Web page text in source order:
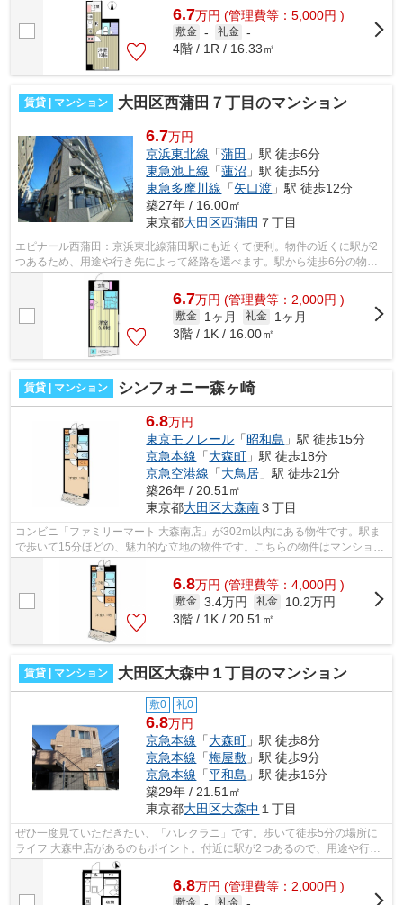
6.7万円 (管理費等：5,000円 )
敷金 - 礼金 -
4階 / 1R / 16.33㎡
賃貸 | マンション 大田区西蒲田７丁目のマンション
6.7万円
京浜東北線 「蒲田 」駅 徒歩6分
東急池上線 「蓮沼 」駅 徒歩5分
東急多摩川線 「矢口渡 」駅 徒歩12分
築27年 / 16.00㎡
東京都大田区西蒲田 ７丁目
エピナール西蒲田：京浜東北線蒲田駅にも近くて便利。物件の近くに駅が2
つあるため、用途や行き先によって経路を選べます。駅から徒歩6分の物件
なら、駅前のお買い物も便利です。造り...
6.7万円 (管理費等：2,000円 )
敷金 1ヶ月 礼金
1ヶ月
3階 / 1K / 16.00㎡
賃貸 | マンション シンフォニー森ヶ崎
6.8万円
東京モノレール 「昭和島 」駅 徒歩15分
京急本線 「大森町 」駅 徒歩18分
京急空港線 「大鳥居 」駅 徒歩21分
築26年 / 20.51㎡
東京都大田区大森南３丁目
コンビニ「ファミリーマート 大森南店」が302m以内にある物件です。駅ま
で歩いて15分ほどの、魅力的な立地の物件です。こちらの物件はマンション
です。こちらの物件からは2駅が近くに...
6.8万円 (管理費等：4,000円 )
敷金 3.4万円 礼金
10.2万円
3階 / 1K / 20.51㎡
賃貸 | マンション 大田区大森中１丁目のマンション
敷0 礼0
6.8万円
京急本線 「大森町 」駅 徒歩8分
京急本線 「梅屋敷 」駅 徒歩9分
京急本線 「平和島 」駅 徒歩16分
築29年 / 21.51㎡
東京都大田区大森中 １丁目
ぜひ一度見ていただきたい、「ハレクラニ」です。歩いて徒歩5分の場所に
ライフ 大森中店があるのもポイント。付近に駅が2つあるので、用途や行き
先によって経路を選べる物件です。造り...
6.8万円 (管理費等：2,000円 )
敷金 礼金